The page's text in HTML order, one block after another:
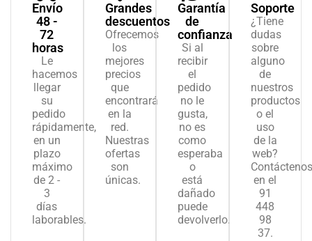
Envío
48 -
72
horas
Le
hacemos
llegar
su
pedido
rápidamente,
en un
plazo
máximo
de 2 -
3
días
laborables.
Grandes
descuentos
Ofrecemos
los
mejores
precios
que
encontrará
en la
red.
Nuestras
ofertas
son
únicas.
Garantía
de
confianza
Si al
recibir
el
pedido
no le
gusta,
no es
como
esperaba
o
está
dañado
puede
devolverlo.
Soporte
¿Tiene
dudas
sobre
alguno
de
nuestros
productos
o el
uso
de la
web?
Contáctenos
en el
91
448
98
37.